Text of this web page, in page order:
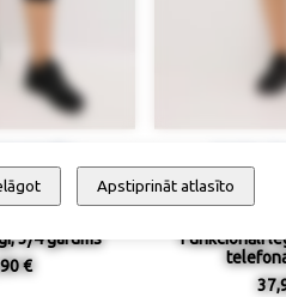
3/4 garums
€
Izmērs /
Funkcionāli
Apstiprināt atlasīto